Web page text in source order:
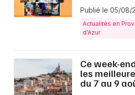
Publié le 05/08/
Actualités en
d'Azur
Ce week-
les
du 7 au 9